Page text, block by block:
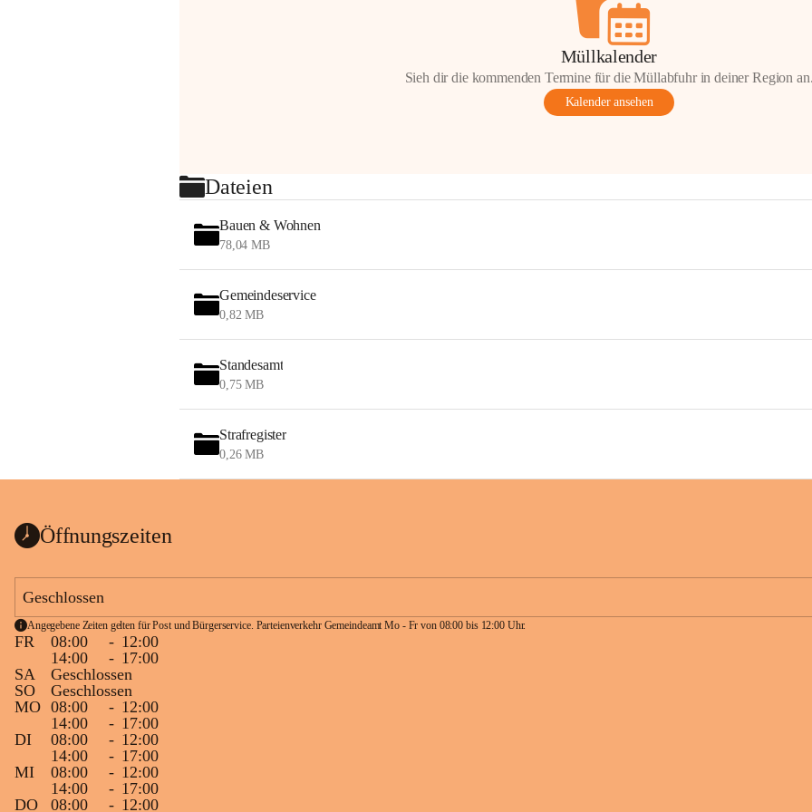
Müllkalender
Sieh dir die kommenden Termine für die Müllabfuhr in deiner Region
Kalender ansehen
Dateien
Bauen & Wohnen
78,04 MB
Gemeindeservice
0,82 MB
Standesamt
0,75 MB
Strafregister
0,26 MB
Öffnungszeiten
Geschlossen
Angegebene Zeiten gelten für Post und Bürgerservice. Parteienverkehr Gemeindeamt Mo - Fr von 08:00 bis 12:00 Uhr.
FR 08:00 - 12:00
14:00
- 17:00
SA
Geschlossen
SO
Geschlossen
MO 08:00 - 12:00
14:00
- 17:00
DI
08:00 - 12:00
14:00
- 17:00
MI
08:00 - 12:00
14:00
- 17:00
DO
08:00 - 12:00